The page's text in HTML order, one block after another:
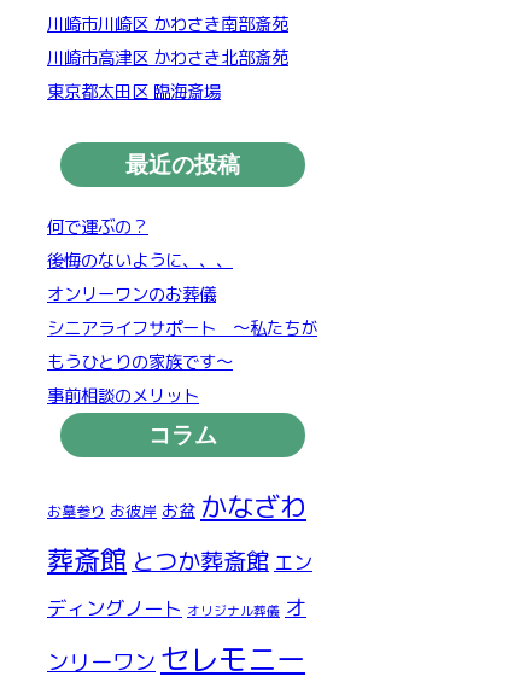
川崎市川崎区 かわさき南部斎苑
川崎市高津区 かわさき北部斎苑
東京都太田区 臨海斎場
最近の投稿
何で運ぶの？
後悔のないように、、、
オンリーワンのお葬儀
シニアライフサポート ～私たちが
もうひとりの家族です～
事前相談のメリット
コラム
お墓参り お彼岸 お盆 かなざわ
葬斎館 とつか葬斎館 エン
ディングノート オリジナル葬儀 オ
ンリーワン セレモニー